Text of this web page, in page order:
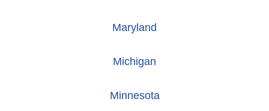
Maryland
Michigan
Minnesota